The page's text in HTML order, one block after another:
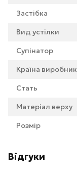
Застібка
Вид устілки
Супінатор
Країна виробник
Стать
Матеріал верху
Розмір
Відгуки